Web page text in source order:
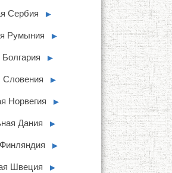
Сербия ►
Румыния ►
►
Словения ►
Норвегия ►
Дания ►
►
Швеция ►